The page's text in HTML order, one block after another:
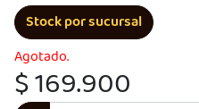
Stock por sucursal
Agotado.
$ 169.900